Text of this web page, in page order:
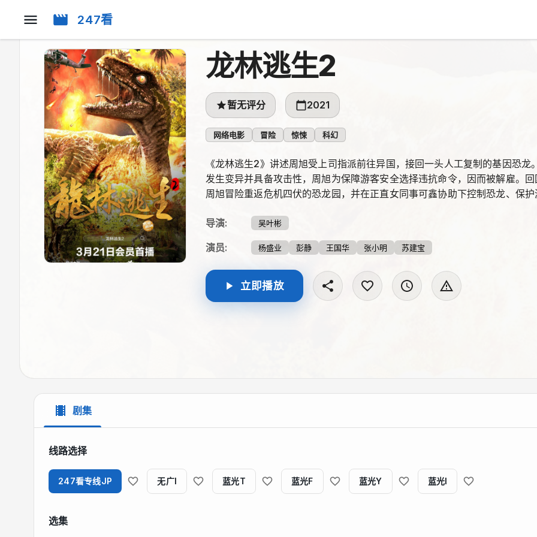
247看
龙林逃生2
暂无评分 2021
网络电影 冒险 惊悚 科幻
《龙林逃生2》讲述周旭受上司指派前往异国，接回一头人工复制的基因恐
发生变异并具备攻击性，周旭为保障游客安全选择违抗命令，因而被解雇。
周旭冒险重返危机四伏的恐龙园，并在正直女同事可鑫协助下控制恐龙、保
导演: 吴叶彬
演员: 杨盛业 彭静 王国华 张小明 苏建宝
立即播放
剧集
线路选择
247看专线JP 无广I 蓝光T 蓝光F 蓝光Y 蓝光I
选集